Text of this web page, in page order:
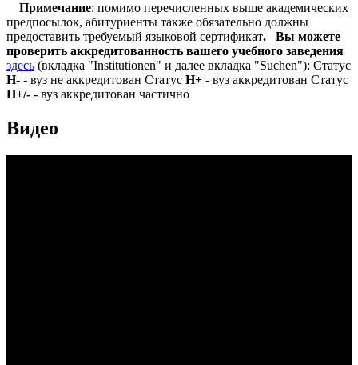
Примечание: помимо перечисленных выше академических
предпосылок, абитуриенты также обязательно должны
предоставить требуемый языковой сертификат.
Вы можете
проверить аккредитованность вашего учебного заведения
здесь (вкладка "Institutionen" и далее вкладка "Suchen"): Статус
Н- - вуз не аккредитован Статус Н+ - вуз аккредитован Статус
Н+/- - вуз аккредитован частично
Видео